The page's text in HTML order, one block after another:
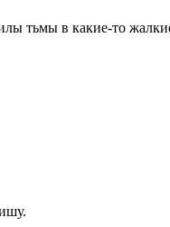
тьмы в какие-то